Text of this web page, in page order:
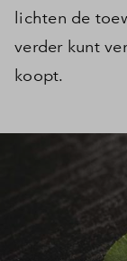
lichten de
verder kunt
koopt.